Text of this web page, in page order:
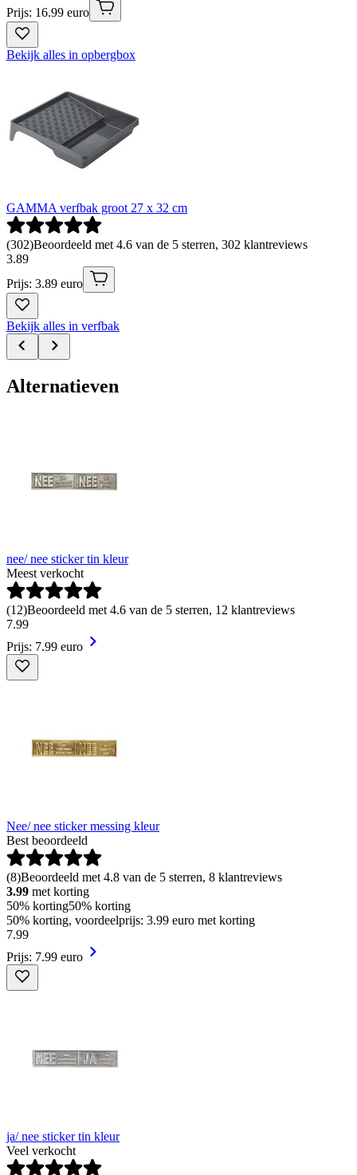
Prijs: 16.99 euro
Bekijk alles in opbergbox
GAMMA verfbak groot 27 x 32 cm
(302)Beoordeeld met 4.6 van de 5 sterren, 302 klantreviews
3.89
Prijs: 3.89 euro
Bekijk alles in verfbak
Alternatieven
nee/ nee sticker tin kleur
Meest verkocht
(12)Beoordeeld met 4.6 van de 5 sterren, 12 klantreviews
7.99
Prijs: 7.99 euro
Nee/ nee sticker messing kleur
Best beoordeeld
(8)Beoordeeld met 4.8 van de 5 sterren, 8 klantreviews
3.99 met korting
50% korting50% korting
50% korting, voordeelprijs: 3.99 euro met korting
7.99
Prijs: 7.99 euro
ja/ nee sticker tin kleur
Veel verkocht